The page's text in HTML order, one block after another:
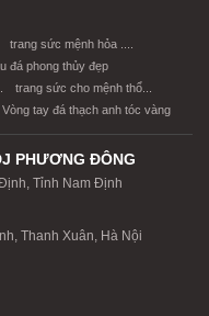
trang sức mệnh hỏa ....
đá phong thủy đẹp
trang sức cho mệnh thổ...
Vòng tay đá thạch anh tóc vàng
PHƯƠNG ĐÔNG
Tỉnh Nam Định
Thanh Xuân, Hà Nội